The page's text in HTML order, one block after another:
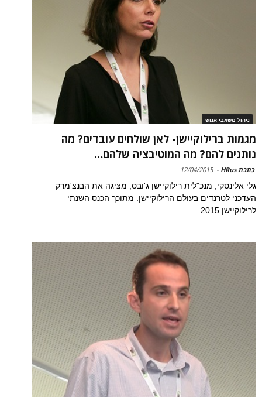
ניהול משאבי אנוש
מגמות ברילוקיישן- לאן שולחים עובדים? מה
נותנים להם? מה המוטיבציה שלהם…
כתבת HRus -
12/04/2015
גלי אלינסקי, מנכ"לית רילוקיישן ג'ובס, מציגה את הבנצ'מרק
העדכני לטרנדים בעולם הרילוקיישן. מתוכך הכנס השנתי
לרילוקיישן 2015